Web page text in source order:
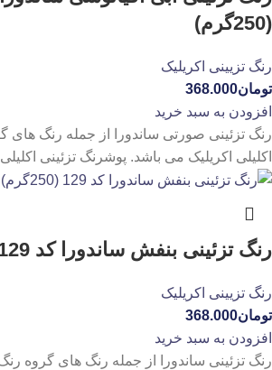
(250گرم)
رنگ تزیینی اکریلیک
تومان368.000
افزودن به سبد خرید
رنگ تزئینی صورتی ساندورا از جمله رنگ های
اکلیلی اکریلیک می باشد. پوشرنگ تزئینی
رنگ تزئینی بنفش ساندورا کد 129 (250گرم)
رنگ تزیینی اکریلیک
تومان368.000
افزودن به سبد خرید
رنگ تزئینی ساندورا از جمله رنگ های گروه